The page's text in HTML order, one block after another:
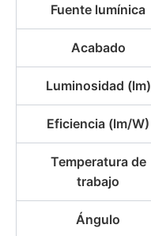
Fuente lumínica
Acabado
Luminosidad (lm)
Eficiencia (lm/W)
Temperatura de
trabajo
Ángulo